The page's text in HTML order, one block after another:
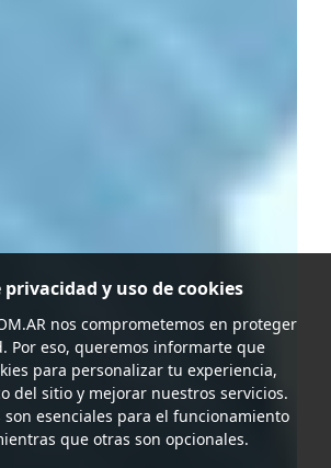
privacidad y uso de cookies
nos comprometemos en proteger
Por eso, queremos informarte que
para personalizar tu experiencia,
del sitio y mejorar nuestros servicios.
son esenciales para el funcionamiento
que otras son opcionales.